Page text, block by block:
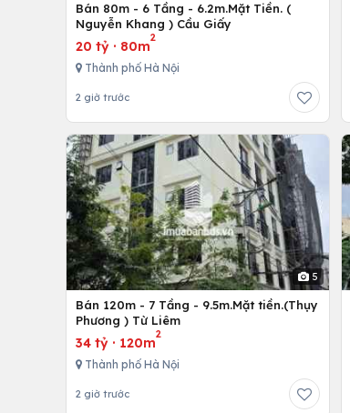
Bán 80m - 6 Tầng - 6.2m.Mặt Tiền. (
Nguyễn Khang ) Cầu Giấy
20 tỷ · 80m
2
Thành phố Hà Nội
2 giờ trước
5
Bán 120m - 7 Tầng - 9.5m.Mặt tiền.(Thụy
Phương ) Từ Liêm
34 tỷ · 120m
2
Thành phố Hà Nội
2 giờ trước